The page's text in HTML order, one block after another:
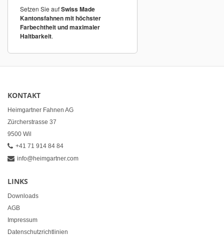
Setzen Sie aufSwiss Made
Kantonsfahnen mit höchster
Farbechtheit und maximaler
Haltbarkeit.
KONTAKT
Heimgartner Fahnen AG
Zürcherstrasse 37
9500 Wil
+41 71 914 84 84
info@heimgartner.com
LINKS
Downloads
AGB
Impressum
Datenschutzrichtlinien